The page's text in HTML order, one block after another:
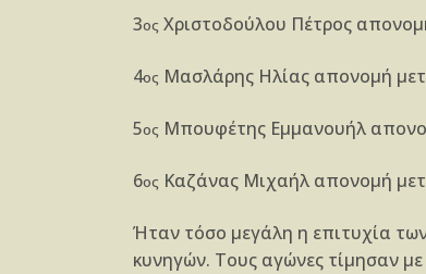
3ος Χριστοδούλου Πέτρος
4ος Μασλάρης Ηλίας απονομή
5ος Μπουφέτης Εμμανουήλ
6ος Καζάνας Μιχαήλ απονομή
Ήταν τόσο μεγάλη η επιτυχία
κυνηγών. Τους αγώνες τίμησαν